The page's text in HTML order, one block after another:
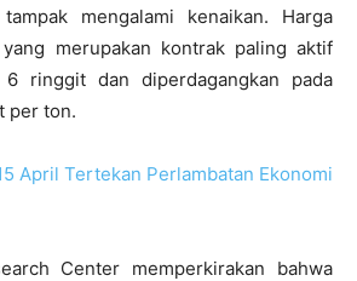
mengalami kenaikan. Harga
merupakan kontrak paling aktif
6 ringgit dan diperdagangkan pada
per ton.
April Tertekan Perlambatan Ekonomi
Center memperkirakan bahwa